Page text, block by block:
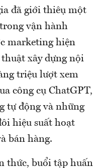
đã giới thiệu một
vận hành
marketing hiện
xây dựng nội
triệu lượt xem
công cụ ChatGPT,
tự động và những
hiệu suất hoạt
bán hàng.
thức, buổi tập huấn